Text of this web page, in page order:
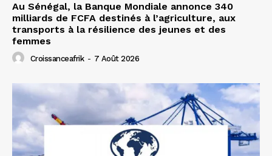
Au Sénégal, la Banque Mondiale annonce 340
milliards de FCFA destinés à l’agriculture, aux
transports à la résilience des jeunes et des
femmes
Croissanceafrik - 7 Août 2026